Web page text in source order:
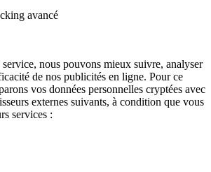
avancé
service, nous pouvons mieux suivre, analyser
de nos publicités en ligne. Pour ce
vos données personnelles cryptées avec
externes suivants, à condition que vous
services :